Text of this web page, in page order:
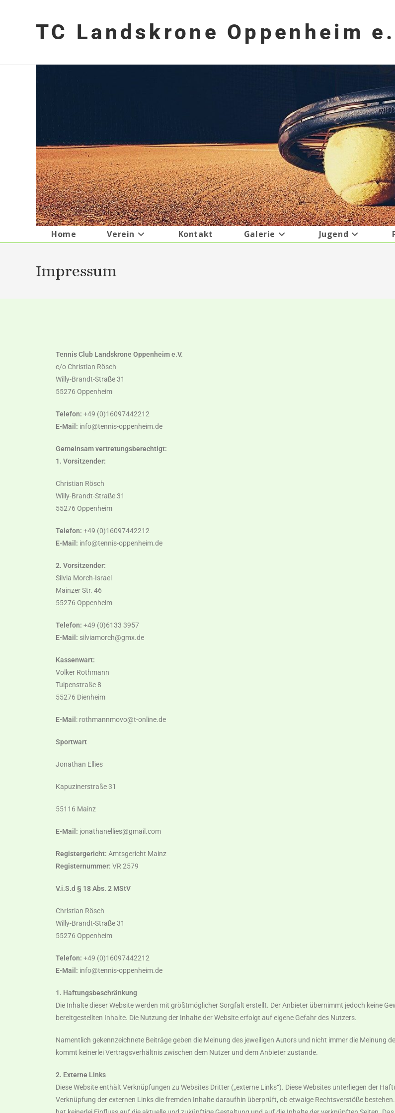
TC Landskrone Oppenheim
Home Verein Kontakt Galerie Jugend
Impressum
Tennis Club Landskrone Oppenheim e.V.
c/o Christian Rösch
Willy-Brandt-Straße 31
55276 Oppenheim
Telefon: +49 (0)16097442212
E-Mail: info@tennis-oppenheim.de
Gemeinsam vertretungsberechtigt:
1. Vorsitzender:
Christian Rösch
Willy-Brandt-Straße 31
55276 Oppenheim
Telefon: +49 (0)16097442212
E-Mail: info@tennis-oppenheim.de
2. Vorsitzender:
Silvia Morch-Israel
Mainzer Str. 46
55276 Oppenheim
Telefon: +49 (0)6133 3957
E-Mail: silviamorch@gmx.de
Kassenwart:
Volker Rothmann
Tulpenstraße 8
55276 Dienheim
E-Mail : rothmannmovo@t-online.de
Sportwart
Jonathan Ellies
Kapuzinerstraße 31
55116 Mainz
E-Mail: jonathanellies@gmail.com
Registergericht: Amtsgericht Mainz
Registernummer: VR 2579
V.i.S.d § 18 Abs. 2 MStV
Christian Rösch
Willy-Brandt-Straße 31
55276 Oppenheim
Telefon: +49 (0)16097442212
E-Mail: info@tennis-oppenheim.de
1. Haftungsbeschränkung
Die Inhalte dieser Website werden mit größtmöglicher Sorgfalt erstellt. Der Anbieter übernimmt jedoch keine
bereitgestellten Inhalte. Die Nutzung der Inhalte der Website erfolgt auf eigene Gefahr des Nutzers.
Namentlich gekennzeichnete Beiträge geben die Meinung des jeweiligen Autors und nicht immer die Meinung
kommt keinerlei Vertragsverhältnis zwischen dem Nutzer und dem Anbieter zustande.
2. Externe Links
Diese Website enthält Verknüpfungen zu Websites Dritter („externe Links“). Diese Websites unterliegen der
Verknüpfung der externen Links die fremden Inhalte daraufhin überprüft, ob etwaige Rechtsverstöße